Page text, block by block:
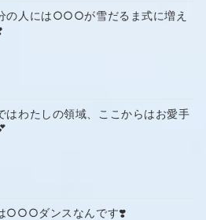
の人には○○○が雪だるま式に増え
はわたしの領域、ここからはお愛手
○○○ダンスなんです❣️